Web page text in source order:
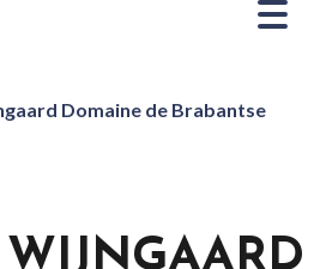
Domaine de Brabantse